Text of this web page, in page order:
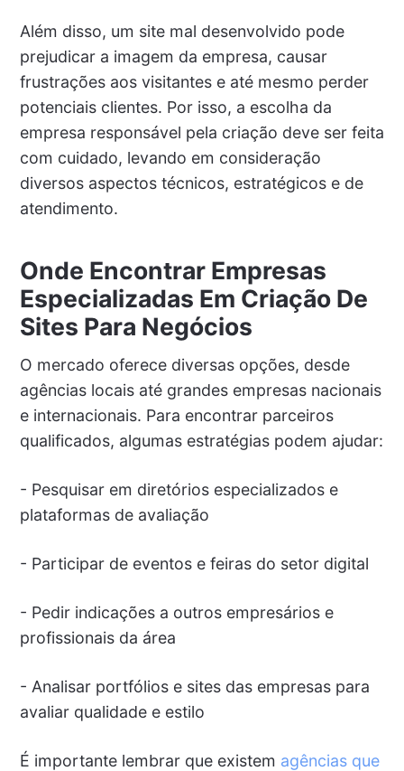
Além disso, um site mal desenvolvido pode
prejudicar a imagem da empresa, causar
frustrações aos visitantes e até mesmo perder
potenciais clientes. Por isso, a escolha da
empresa responsável pela criação deve ser feita
com cuidado, levando em consideração
diversos aspectos técnicos, estratégicos e de
atendimento.
Onde Encontrar Empresas
Especializadas Em Criação De
Sites Para Negócios
O mercado oferece diversas opções, desde
agências locais até grandes empresas nacionais
e internacionais. Para encontrar parceiros
qualificados, algumas estratégias podem ajudar:
- Pesquisar em diretórios especializados e
plataformas de avaliação
- Participar de eventos e feiras do setor digital
- Pedir indicações a outros empresários e
profissionais da área
- Analisar portfólios e sites das empresas para
avaliar qualidade e estilo
É importante lembrar que existem agências que